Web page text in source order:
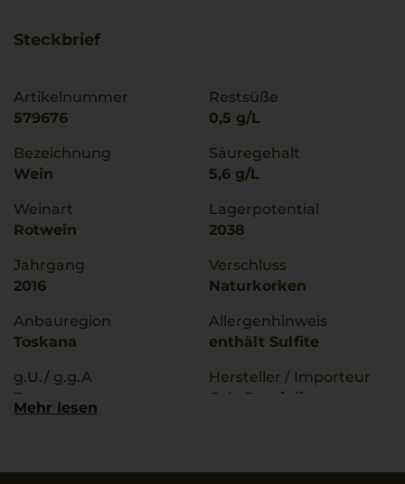
Steckbrief
Artikelnummer
579676
Bezeichnung
Wein
Weinart
Rotwein
Jahrgang
2016
Anbauregion
Toskana
g.U./ g.g.A
Toscana
Tipica
Restsüße
0,5 g/L
Säuregehalt
5,6 g/L
Lagerpotential
2038
Verschluss
Naturkorken
Allergenhinweis
enthält Sulfite
Hersteller / Importeur
G.A. Rossi die
Mehr lesen